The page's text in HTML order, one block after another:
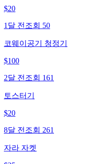
$20
1달 전 조회 50
코웨이공기 청정기
$100
2달 전 조회 161
토스터기
$20
8달 전 조회 261
자라 자켓